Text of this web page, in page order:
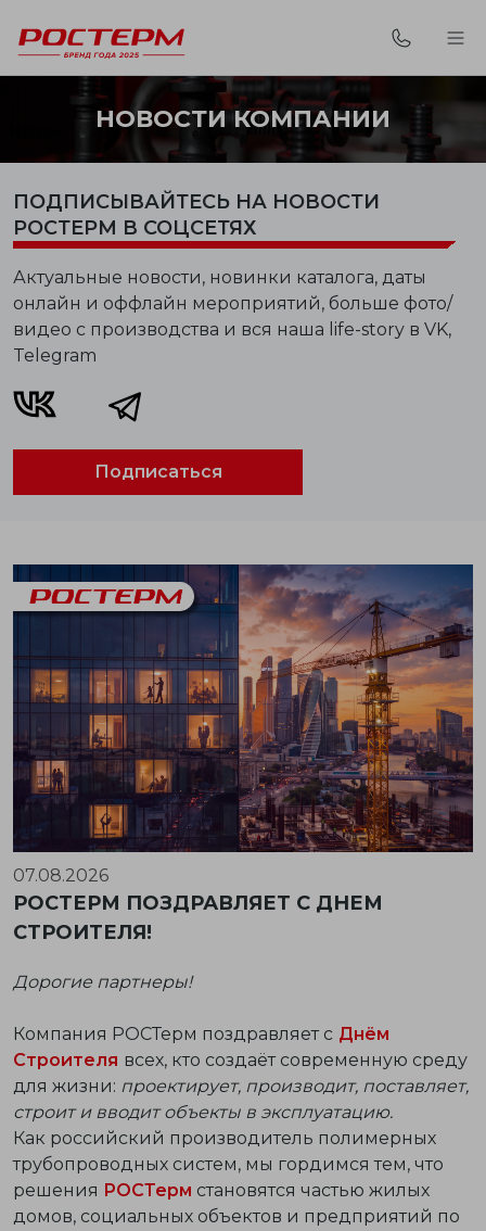
НОВОСТИ КОМПАНИИ
ПОДПИСЫВАЙТЕСЬ НА НОВОСТИ
РОСТЕРМ В СОЦСЕТЯХ
Актуальные новости, новинки каталога, даты
онлайн и оффлайн мероприятий, больше фото/
видео с производства и вся наша life-story в VK,
Telegram
Подписаться
07.08.2026
РОСТЕРМ ПОЗДРАВЛЯЕТ С ДНЕМ
СТРОИТЕЛЯ!
Дорогие партнеры!
Компания РОСТерм поздравляет с Днём
Строителя всех, кто создаёт современную среду
для жизни: проектирует, производит, поставляет,
строит и вводит объекты в эксплуатацию.
Как российский производитель полимерных
трубопроводных систем, мы гордимся тем, что
решения РОСТерм становятся частью жилых
домов, социальных объектов и предприятий по